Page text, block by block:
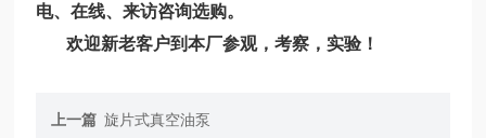
电、在线、来访咨询选购。
欢迎新老客户到本厂参观，考察，实验！
上一篇 旋片式真空油泵